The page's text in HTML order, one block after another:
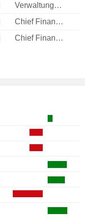
Verwaltungsratsmitglied
Chief Financial Officer (CFO)
Chief Financial Officer (CFO)